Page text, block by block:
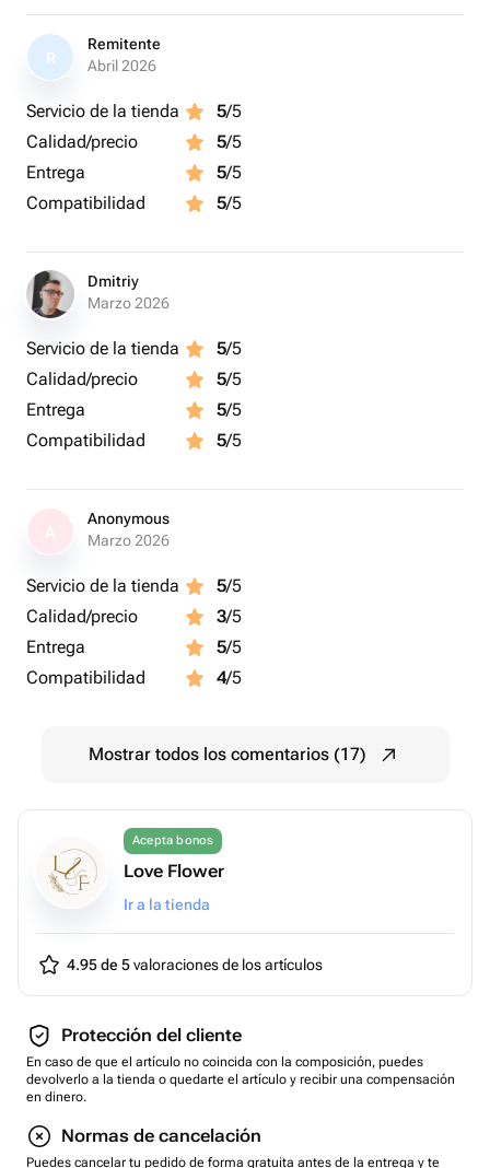
R
Remitente
Abril 2026
Servicio de la tienda 5/5
Calidad/precio
5/5
Entrega
5/5
Compatibilidad
5/5
Dmitriy
Marzo 2026
Servicio de la tienda 5/5
Calidad/precio
5/5
Entrega
5/5
Compatibilidad
5/5
Anonymous
Marzo 2026
Servicio de la tienda 5/5
Calidad/precio
3/5
Entrega
5/5
Compatibilidad
4/5
Mostrar todos los comentarios (17)
Acepta bonos
Love Flower
Ir a la tienda
4.95 de 5valoraciones de los artículos
Protección del cliente
En caso de que el artículo no coincida con la composición, puedes
devolverlo a la tienda o quedarte el artículo y recibir una compensación
en dinero.
Normas de cancelación
Puedes cancelar tu pedido de forma gratuita antes de la entrega y te